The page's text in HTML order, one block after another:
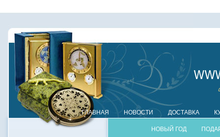
ГЛАВНАЯ НОВОСТИ ДОСТАВКА
НОВЫЙ ГОД